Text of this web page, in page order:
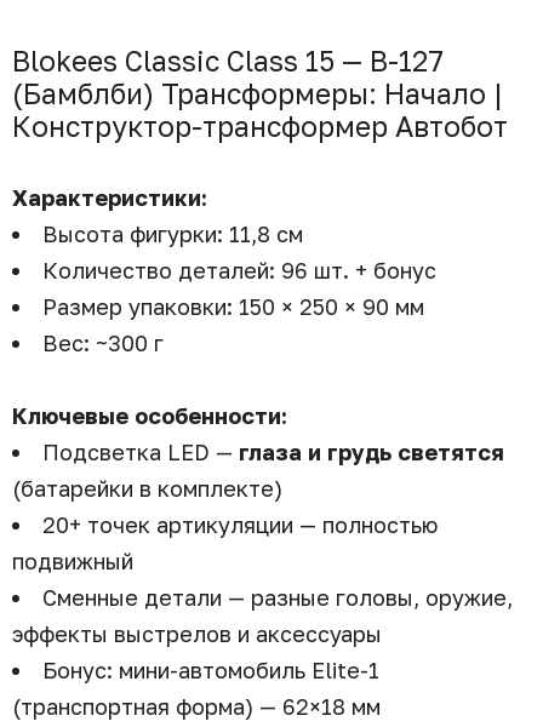
Blokees Classic Class 15 — B-127
(Бамблби) Трансформеры: Начало |
Конструктор-трансформер Автобот
Характеристики:
Высота фигурки: 11,8 см
Количество деталей: 96 шт. + бонус
Размер упаковки: 150 × 250 × 90 мм
Вес: ~300 г
Ключевые особенности:
Подсветка LED — глаза и грудь светятся
(батарейки в комплекте)
20+ точек артикуляции — полностью
подвижный
Сменные детали — разные головы, оружие,
эффекты выстрелов и аксессуары
Бонус: мини-автомобиль Elite-1
(транспортная форма) — 62×18 мм